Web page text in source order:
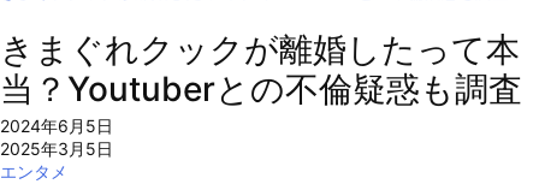
きまぐれクックが離婚したって本
当？Youtuberとの不倫疑惑も調査
2024年6月5日
2025年3月5日
エンタメ